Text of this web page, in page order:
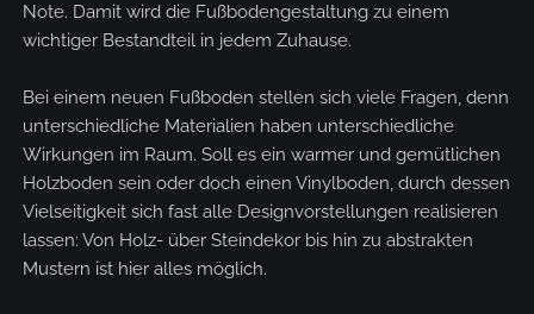
Note. Damit wird die Fußbodengestaltung zu einem
wichtiger Bestandteil in jedem Zuhause.
Bei einem neuen Fußboden stellen sich viele Fragen, denn
unterschiedliche Materialien haben unterschiedliche
Wirkungen im Raum. Soll es ein warmer und gemütlichen
Holzboden sein oder doch einen Vinylboden, durch dessen
Vielseitigkeit sich fast alle Designvorstellungen realisieren
lassen: Von Holz- über Steindekor bis hin zu abstrakten
Mustern ist hier alles möglich.